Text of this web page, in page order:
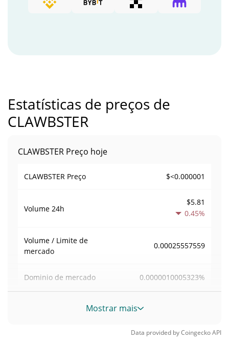
Estatísticas de preços de
CLAWBSTER
CLAWBSTER Preço hoje
CLAWBSTER Preço $<0.000001
Volume 24h
$5.81
0.45%
Volume / Limite de
mercado
0.00025557559
Dominio de mercado 0.0000010005323%
Posição de mercado
Fornecimento de CLAWBSTER
Mostrar mais
Data provided byCoingeckoAPI